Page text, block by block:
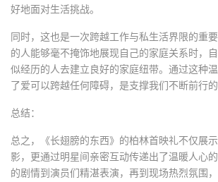
好地面对生活挑战。
同时，这也是一次跨越工作与私生活界限的重
的人能够毫不掩饰地展现自己的家庭关系时，
似经历的人去建立良好的家庭纽带。通过这种
了爱可以跨越任何障碍，是支撑我们不断前行的
总结：
总之，《长翅膀的东西》的柏林首映礼不仅展
影，更通过明星间亲密互动传递出了温暖人心
的剧情到演员们精湛表演，再到现场热烈氛围